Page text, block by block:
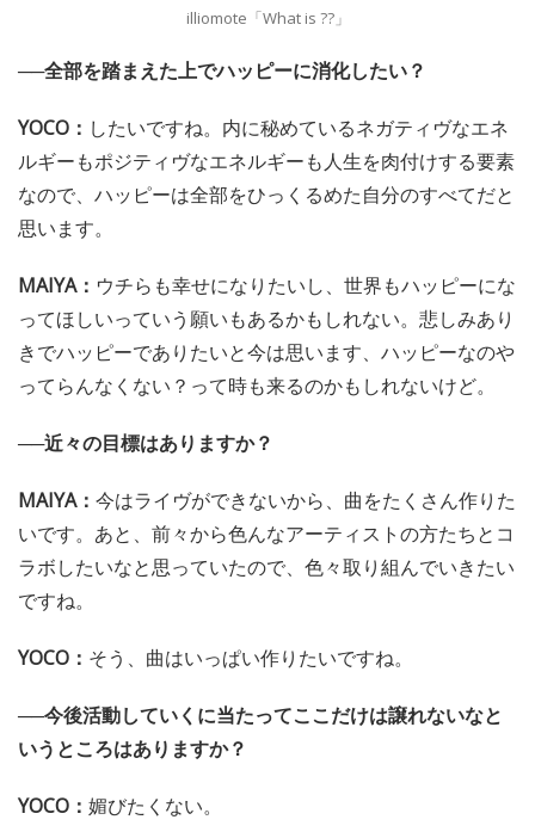
illiomote「What is ??」
──全部を踏まえた上でハッピーに消化したい？
YOCO： したいですね。内に秘めているネガティヴなエネ
ルギーもポジティヴなエネルギーも人生を肉付けする要素
なので、ハッピーは全部をひっくるめた自分のすべてだと
思います。
MAIYA： ウチらも幸せになりたいし、世界もハッピーにな
ってほしいっていう願いもあるかもしれない。悲しみあり
きでハッピーでありたいと今は思います、ハッピーなのや
ってらんなくない？って時も来るのかもしれないけど。
──近々の目標はありますか？
MAIYA： 今はライヴができないから、曲をたくさん作りた
いです。あと、前々から色んなアーティストの方たちとコ
ラボしたいなと思っていたので、色々取り組んでいきたい
ですね。
YOCO： そう、曲はいっぱい作りたいですね。
──今後活動していくに当たってここだけは譲れないなと
いうところはありますか？
YOCO： 媚びたくない。